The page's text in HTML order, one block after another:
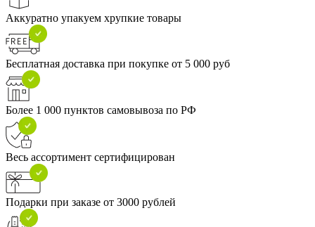
Аккуратно упакуем хрупкие товары
Бесплатная доставка при покупке от 5 000 руб
Более 1 000 пунктов самовывоза по РФ
Весь ассортимент сертифицирован
Подарки при заказе от 3000 рублей